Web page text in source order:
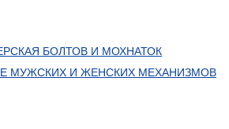
БОЛТОВ И МОХНАТОК
МУЖСКИХ И ЖЕНСКИХ МЕХАНИЗМОВ